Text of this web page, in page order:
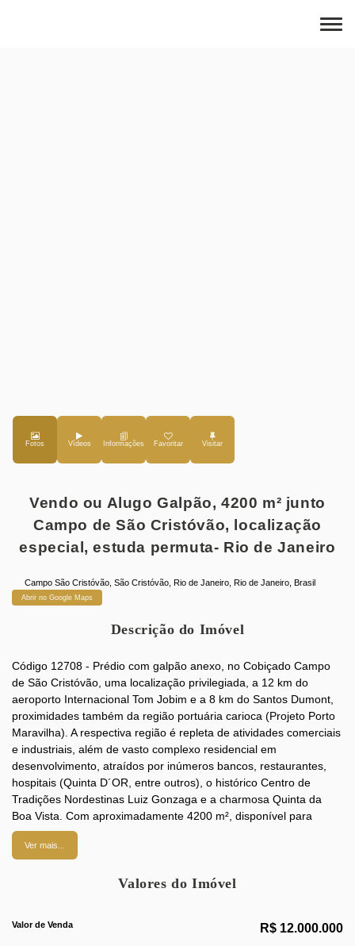
Fotos Vídeos Favoritar
Vendo ou Alugo Galpão, 4200 m² junto
Campo de São Cristóvão, localização
especial, estuda permuta- Rio de Janeiro
Campo São Cristóvão ,São Cristóvão ,Rio de Janeiro ,Rio de Janeiro ,Brasil
Abrir no Google Maps
Descrição do Imóvel
Código 12708 - Prédio com galpão anexo, no Cobiçado Campo
de São Cristóvão, uma localização privilegiada, a 12 km do
aeroporto Internacional Tom Jobim e a 8 km do Santos Dumont,
proximidades também da região portuária carioca (Projeto Porto
Maravilha). A respectiva região é repleta de atividades comerciais
e industriais, além de vasto complexo residencial em
desenvolvimento, atraídos por inúmeros bancos, restaurantes,
hospitais (Quinta D´OR, entre outros), o histórico Centro de
Tradições Nordestinas Luiz Gonzaga e a charmosa Quinta da
Boa Vista. Com aproximadamente 4200 m², disponível para
alugar ou vender, este empreendimento possui potencial para
indústria, empresa de logística, E-Commerce, distribuidora de
funcionava como uma fábrica de roupa, conhecida como Maria
Aqui você encontra imóveis, apartamentos de 02 quartos, 03
Ver mais...
Valores do Imóvel
R$ 12.000.000
Valor de Venda